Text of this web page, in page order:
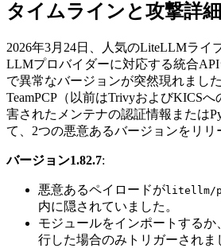
タイムラインと攻撃詳細
2026年3月24日、人気のLiteLLMライ
LLMプロバイダーに対応する統合
で異常なバージョンが突然現れまし
TeamPCP（以前はTrivyおよびKICS
害されたメンテナの認証情報または
て、2つの悪意あるバージョンをリリ
バージョン1.82.7:
悪意あるペイロードがlitellm/
内に隠されていました。
モジュールをインポートするか
行した場合のみトリガーされま